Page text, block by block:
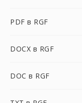
PDF в RGF
DOCX в RGF
DOC в RGF